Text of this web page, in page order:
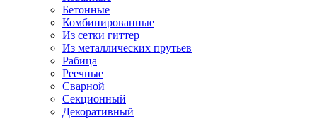
Бетонные
Комбинированные
Из сетки гиттер
Из металлических прутьев
Рабица
Реечные
Сварной
Секционный
Декоративный